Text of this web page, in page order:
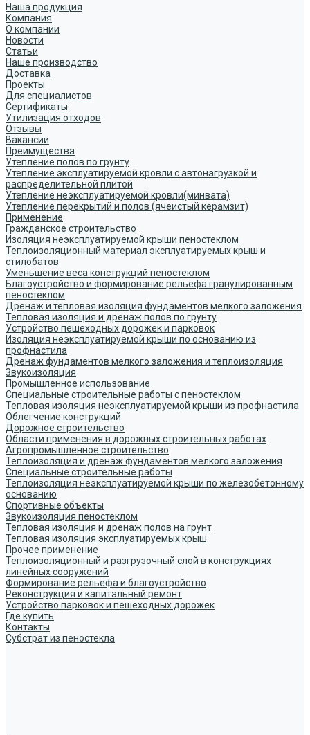
Наша продукция
Компания
О компании
Новости
Статьи
Наше производство
Доставка
Проекты
Для специалистов
Сертификаты
Утилизация отходов
Отзывы
Вакансии
Преимущества
Утепление полов по грунту
Утепление эксплуатируемой кровли с автонагрузкой и
распределительной плитой
Утепление неэксплуатируемой кровли(минвата)
Утепление перекрытий и полов (ячеистый керамзит)
Применение
Гражданское строительство
Изоляция неэксплуатируемой крыши пеностеклом
Теплоизоляционный материал эксплуатируемых крыш и
стилобатов
Уменьшение веса конструкций пеностеклом
Благоустройство и формирование рельефа гранулированным
пеностеклом
Дренаж и тепловая изоляция фундаментов мелкого заложения
Тепловая изоляция и дренаж полов по грунту
Устройство пешеходных дорожек и парковок
Изоляция неэксплуатируемой крыши по основанию из
профнастила
Дренаж фундаментов мелкого заложения и теплоизоляция
Звукоизоляция
Промышленное использование
Специальные строительные работы с пеностеклом
Тепловая изоляция неэксплуатируемой крыши из профнастила
Облегчение конструкций
Дорожное строительство
Области применения в дорожных строительных работах
Агропромышленное строительство
Теплоизоляция и дренаж фундаментов мелкого заложения
Специальные строительные работы
Теплоизоляция неэксплуатируемой крыши по железобетонному
основанию
Спортивные объекты
Звукоизоляция пеностеклом
Тепловая изоляция и дренаж полов на грунт
Тепловая изоляция эксплуатируемых крыш
Прочее применение
Теплоизоляционный и разгрузочный слой в конструкциях
линейных сооружений
Формирование рельефа и благоустройство
Реконструкция и капитальный ремонт
Устройство парковок и пешеходных дорожек
Где купить
Контакты
Субстрат из пеностекла